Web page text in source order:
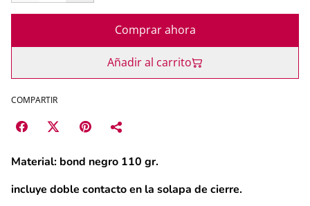
Comprar ahora
Añadir al carrito
COMPARTIR
Material: bond negro 110 gr.
incluye doble contacto en la solapa de cierre.